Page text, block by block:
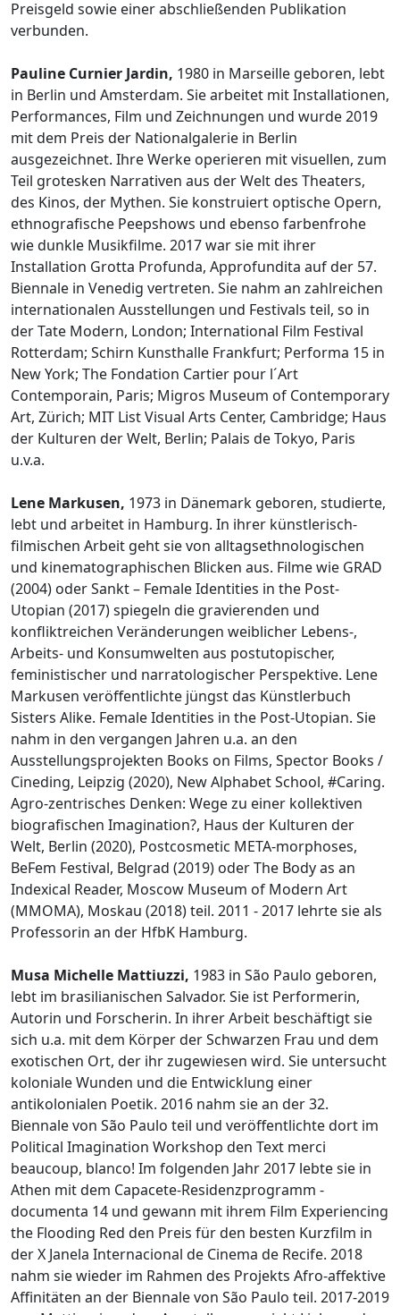
Preisgeld sowie einer abschließenden Publikation
verbunden.
Pauline Curnier Jardin, 1980 in Marseille geboren, lebt
in Berlin und Amsterdam. Sie arbeitet mit Installationen,
Performances, Film und Zeichnungen und wurde 2019
mit dem Preis der Nationalgalerie in Berlin
ausgezeichnet. Ihre Werke operieren mit visuellen, zum
Teil grotesken Narrativen aus der Welt des Theaters,
des Kinos, der Mythen. Sie konstruiert optische Opern,
ethnografische Peepshows und ebenso farbenfrohe
wie dunkle Musikfilme. 2017 war sie mit ihrer
Installation Grotta Profunda, Approfundita auf der 57.
Biennale in Venedig vertreten. Sie nahm an zahlreichen
internationalen Ausstellungen und Festivals teil, so in
der Tate Modern, London; International Film Festival
Rotterdam; Schirn Kunsthalle Frankfurt; Performa 15 in
New York; The Fondation Cartier pour l´Art
Contemporain, Paris; Migros Museum of Contemporary
Art, Zürich; MIT List Visual Arts Center, Cambridge; Haus
der Kulturen der Welt, Berlin; Palais de Tokyo, Paris
u.v.a.
Lene Markusen, 1973 in Dänemark geboren, studierte,
lebt und arbeitet in Hamburg. In ihrer künstlerisch-
filmischen Arbeit geht sie von alltagsethnologischen
und kinematographischen Blicken aus. Filme wie GRAD
(2004) oder Sankt – Female Identities in the Post-
Utopian (2017) spiegeln die gravierenden und
konfliktreichen Veränderungen weiblicher Lebens-,
Arbeits- und Konsumwelten aus postutopischer,
feministischer und narratologischer Perspektive. Lene
Markusen veröffentlichte jüngst das Künstlerbuch
Sisters Alike. Female Identities in the Post-Utopian. Sie
nahm in den vergangen Jahren u.a. an den
Ausstellungsprojekten Books on Films, Spector Books /
Cineding, Leipzig (2020), New Alphabet School, #Caring.
Agro-zentrisches Denken: Wege zu einer kollektiven
biografischen Imagination?, Haus der Kulturen der
Welt, Berlin (2020), Postcosmetic META-morphoses,
BeFem Festival, Belgrad (2019) oder The Body as an
Indexical Reader, Moscow Museum of Modern Art
(MMOMA), Moskau (2018) teil. 2011 - 2017 lehrte sie als
Professorin an der HfbK Hamburg.
Musa Michelle Mattiuzzi, 1983 in São Paulo geboren,
lebt im brasilianischen Salvador. Sie ist Performerin,
Autorin und Forscherin. In ihrer Arbeit beschäftigt sie
sich u.a. mit dem Körper der Schwarzen Frau und dem
exotischen Ort, der ihr zugewiesen wird. Sie untersucht
koloniale Wunden und die Entwicklung einer
antikolonialen Poetik. 2016 nahm sie an der 32.
Biennale von São Paulo teil und veröffentlichte dort im
Political Imagination Workshop den Text merci
beaucoup, blanco! Im folgenden Jahr 2017 lebte sie in
Athen mit dem Capacete-Residenzprogramm -
documenta 14 und gewann mit ihrem Film Experiencing
the Flooding Red den Preis für den besten Kurzfilm in
der X Janela Internacional de Cinema de Recife. 2018
nahm sie wieder im Rahmen des Projekts Afro-affektive
Affinitäten an der Biennale von São Paulo teil. 2017-2019